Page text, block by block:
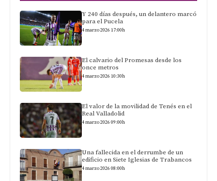
Y 240 días después, un delantero marcó
para el Pucela
4 marzo 2026 17:00h
El calvario del Promesas desde los
once metros
4 marzo 2026 10:30h
El valor de la movilidad de Tenés en el
Real Valladolid
4 marzo 2026 09:00h
Una fallecida en el derrumbe de un
edificio en Siete Iglesias de Trabancos
4 marzo 2026 08:00h